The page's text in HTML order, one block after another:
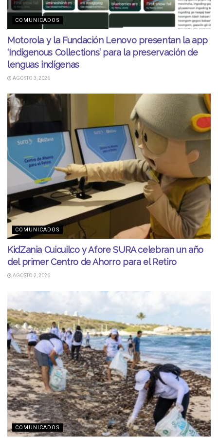
COMUNICADOS
Motorola y la Fundación Lenovo presentan la app
‘Indigenous Collections’ para la preservación de
lenguas indígenas
AGOSTO 3, 2026
COMUNICADOS
KidZania Cuicuilco y Afore SURA celebran un año
del primer Centro de Ahorro para el Retiro
AGOSTO 2, 2026
COMUNICADOS